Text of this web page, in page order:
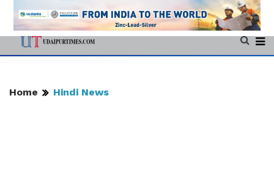
Home Hindi News